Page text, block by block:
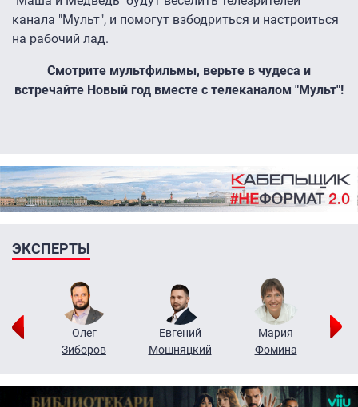
канала "Мульт", и помогут взбодриться и настроиться
на рабочий лад.
Смотрите мультфильмы, верьте в чудеса и
встречайте Новый год вместе с телеканалом "Мульт"!
ЭКСПЕРТЫ
Олег
Зиборов
Евгений
Мошняцкий
Мария
Фомина